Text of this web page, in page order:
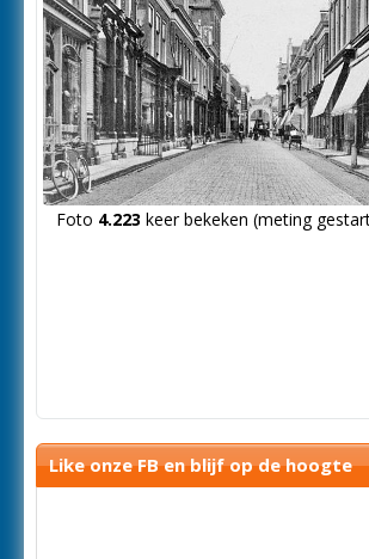
Foto 4.223 keer bekeken (meting
Like onze FB en blijf op de hoogte